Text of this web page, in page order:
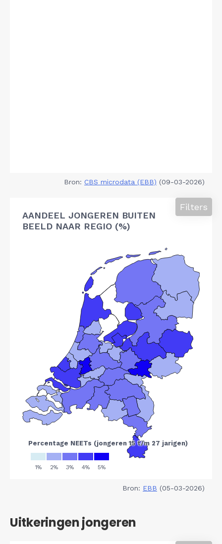
Bron: CBS microdata (EBB) (09-03-2026)
AANDEEL JONGEREN BUITEN
BEELD NAAR REGIO (%)
Filters
Bron: EBB (05-03-2026)
Uitkeringen jongeren